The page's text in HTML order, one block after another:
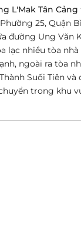
L'Mak Tân Cảng
25, Quận
đường Ung Văn
lạc nhiều tòa
ngoài ra tòa
Suối Tiên và
trong khu